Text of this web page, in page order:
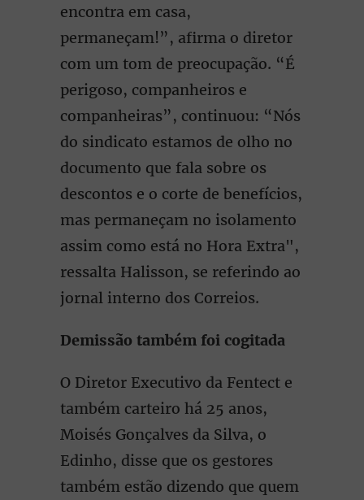
encontra em casa,
permaneçam!”, afirma o diretor
com um tom de preocupação. “É
perigoso, companheiros e
companheiras”, continuou: “Nós
do sindicato estamos de olho no
documento que fala sobre os
descontos e o corte de benefícios,
mas permaneçam no isolamento
assim como está no Hora Extra",
ressalta Halisson, se referindo ao
jornal interno dos Correios.
Demissão também foi cogitada
O Diretor Executivo da Fentect e
também carteiro há 25 anos,
Moisés Gonçalves da Silva, o
Edinho, disse que os gestores
também estão dizendo que quem